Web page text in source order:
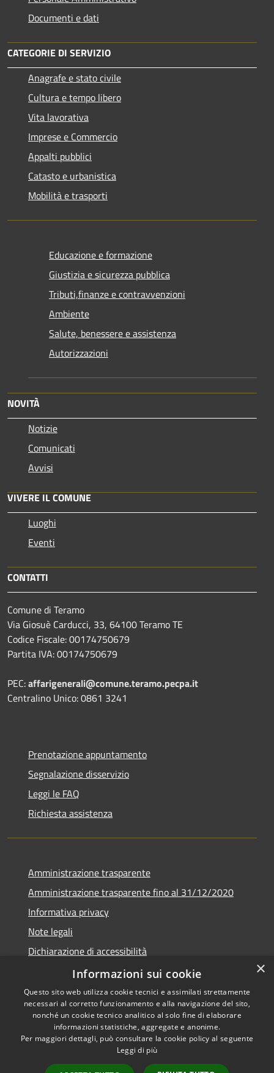
Documenti e dati
CATEGORIE DI SERVIZIO
Anagrafe e stato civile
Cultura e tempo libero
Vita lavorativa
Imprese e Commercio
Appalti pubblici
Catasto e urbanistica
Mobilità e trasporti
Educazione e formazione
Giustizia e sicurezza pubblica
Tributi,finanze e contravvenzioni
Ambiente
Salute, benessere e assistenza
Autorizzazioni
NOVITÀ
Notizie
Comunicati
Avvisi
VIVERE IL COMUNE
Luoghi
Eventi
CONTATTI
Comune di Teramo
Via Giosuè Carducci, 33, 64100 Teramo TE
Codice Fiscale: 00174750679
Partita IVA: 00174750679
PEC:affarigenerali@comune.teramo.pecpa.it
Centralino Unico: 0861 3241
Prenotazione appuntamento
Segnalazione disservizio
Leggi le FAQ
Richiesta assistenza
Amministrazione trasparente
Amministrazione trasparente fino al 31/12/2020
Informativa privacy
Note legali
Dichiarazione di accessibilità
Accessibilità
Privacy
Copyright © 2026 • Comune di
Teramo • Powered by
Municipium• Accesso
×
Informazioni sui cookie
Questo sito web utilizza cookie tecnici e assimilati strettamente
necessari al corretto funzionamento e alla navigazione del sito,
nonché un cookie tecnico analitico al solo fine di elaborare
informazioni statistiche, aggregate e anonime.
Per maggiori dettagli, può consultare la cookie policy al seguente
Leggi di più